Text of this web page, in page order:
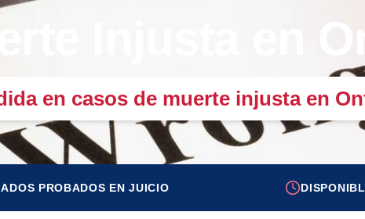
Injusta en
en casos de muerte injusta en
PROBADOS EN JUICIO